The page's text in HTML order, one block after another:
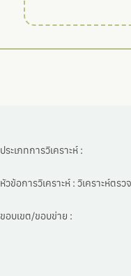
ประเภทการวิเคราะห์ :
หัวข้อการวิเคราะห์ : วิเคราะห์ตรว
ขอบเขต/ขอบข่าย :